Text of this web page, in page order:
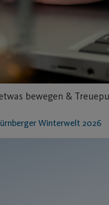
bewegen &
Winterwelt 2026